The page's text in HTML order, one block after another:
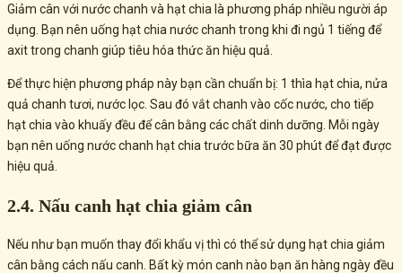
Giảm cân với nước chanh và hạt chia là phương pháp nhiều người áp
dụng. Bạn nên uống hạt chia nước chanh trong khi đi ngủ 1 tiếng để
axit trong chanh giúp tiêu hóa thức ăn hiệu quả.
Để thực hiện phương pháp này bạn cần chuẩn bị: 1 thìa hạt chia, nửa
quả chanh tươi, nước lọc. Sau đó vắt chanh vào cốc nước, cho tiếp
hạt chia vào khuấy đều để cân bằng các chất dinh dưỡng. Mỗi ngày
bạn nên uống nước chanh hạt chia trước bữa ăn 30 phút để đạt được
hiệu quả.
2.4. Nấu canh hạt chia giảm cân
Nếu như bạn muốn thay đổi khẩu vị thì có thể sử dụng hạt chia giảm
cân bằng cách nấu canh. Bất kỳ món canh nào bạn ăn hàng ngày đều